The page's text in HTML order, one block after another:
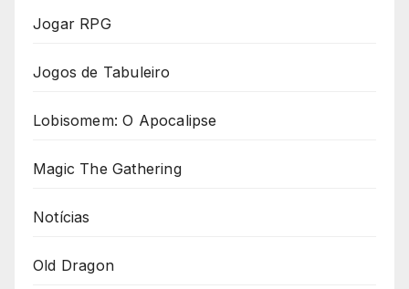
Jogar RPG
Jogos de Tabuleiro
Lobisomem: O Apocalipse
Magic The Gathering
Notícias
Old Dragon